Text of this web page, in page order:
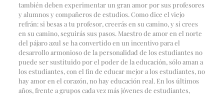
también deben experimentar un gran amor por sus profesores
y alumnos y compañeros de estudios. Como dice el viejo
refrán: si besas a tu profesor, creerás en su camino, y si crees
en su camino, seguirás sus pasos. Maestro de amor en el norte
del pájaro azul se ha convertido en un incentivo para el
desarrollo armonioso de la personalidad de los estudiantes no
puede ser sustituido por el poder de la educación, sólo aman a
los estudiantes, con el fin de educar mejor a los estudiantes, no
hay amor en el corazón, no hay educación real. En los últimos
años, frente a grupos cada vez más jóvenes de estudiantes,